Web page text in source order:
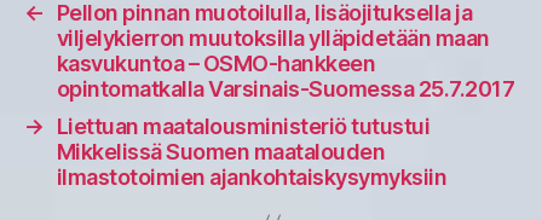
←
Pellon pinnan muotoilulla, lisäojituksella ja
viljelykierron muutoksilla ylläpidetään maan
kasvukuntoa – OSMO-hankkeen
opintomatkalla Varsinais-Suomessa 25.7.2017
→
Liettuan maatalousministeriö tutustui
Mikkelissä Suomen maatalouden
ilmastotoimien ajankohtaiskysymyksiin